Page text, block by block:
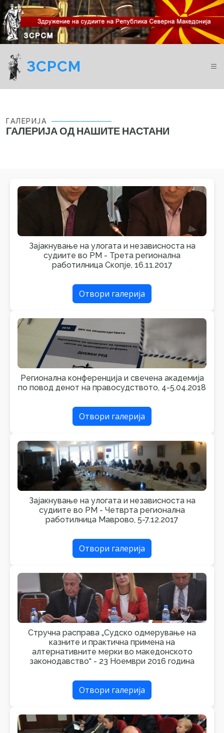
ЗСРСМ
ГАЛЕРИЈА
ГАЛЕРИЈА ОД НАШИТЕ НАСТАНИ
Зајакнување на улогата и независноста на
судиите во РМ - Трета регионална
работилница Скопје, 16.11.2017
Отвори галерија
Регионална конференција и свечена академија
по повод денот на правосудството, 4-5.04.2018
Отвори галерија
Зајакнување на улогата и независноста на
судиите во РМ - Четврта регионална
работилница Маврово, 5-7.12.2017
Отвори галерија
Стручна расправа „Судско одмерување на
казните и практична примена на
алтернативните мерки во македонското
законодавство“ - 23 Ноември 2016 година
Отвори галерија